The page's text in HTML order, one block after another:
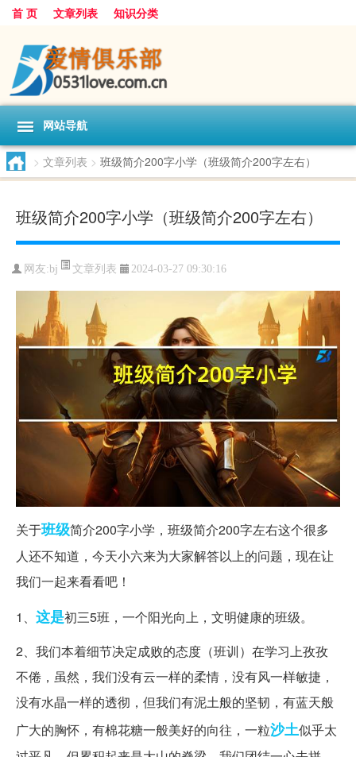
首 页 文章列表 知识分类
网站导航
> 文章列表 > 班级简介200字小学（班级简介200字左右）
班级简介200字小学（班级简介200字左右）
网友:bj 文章列表 2024-03-27 09:30:16
关于班级简介200字小学，班级简介200字左右这个很多
人还不知道，今天小六来为大家解答以上的问题，现在让
我们一起来看看吧！
1、 这是初三5班，一个阳光向上，文明健康的班级。
2、我们本着细节决定成败的态度（班训）在学习上孜孜
不倦，虽然，我们没有云一样的柔情，没有风一样敏捷，
没有水晶一样的透彻，但我们有泥土般的坚韧，有蓝天般
广大的胸怀，有棉花糖一般美好的向往，一粒沙土似乎太